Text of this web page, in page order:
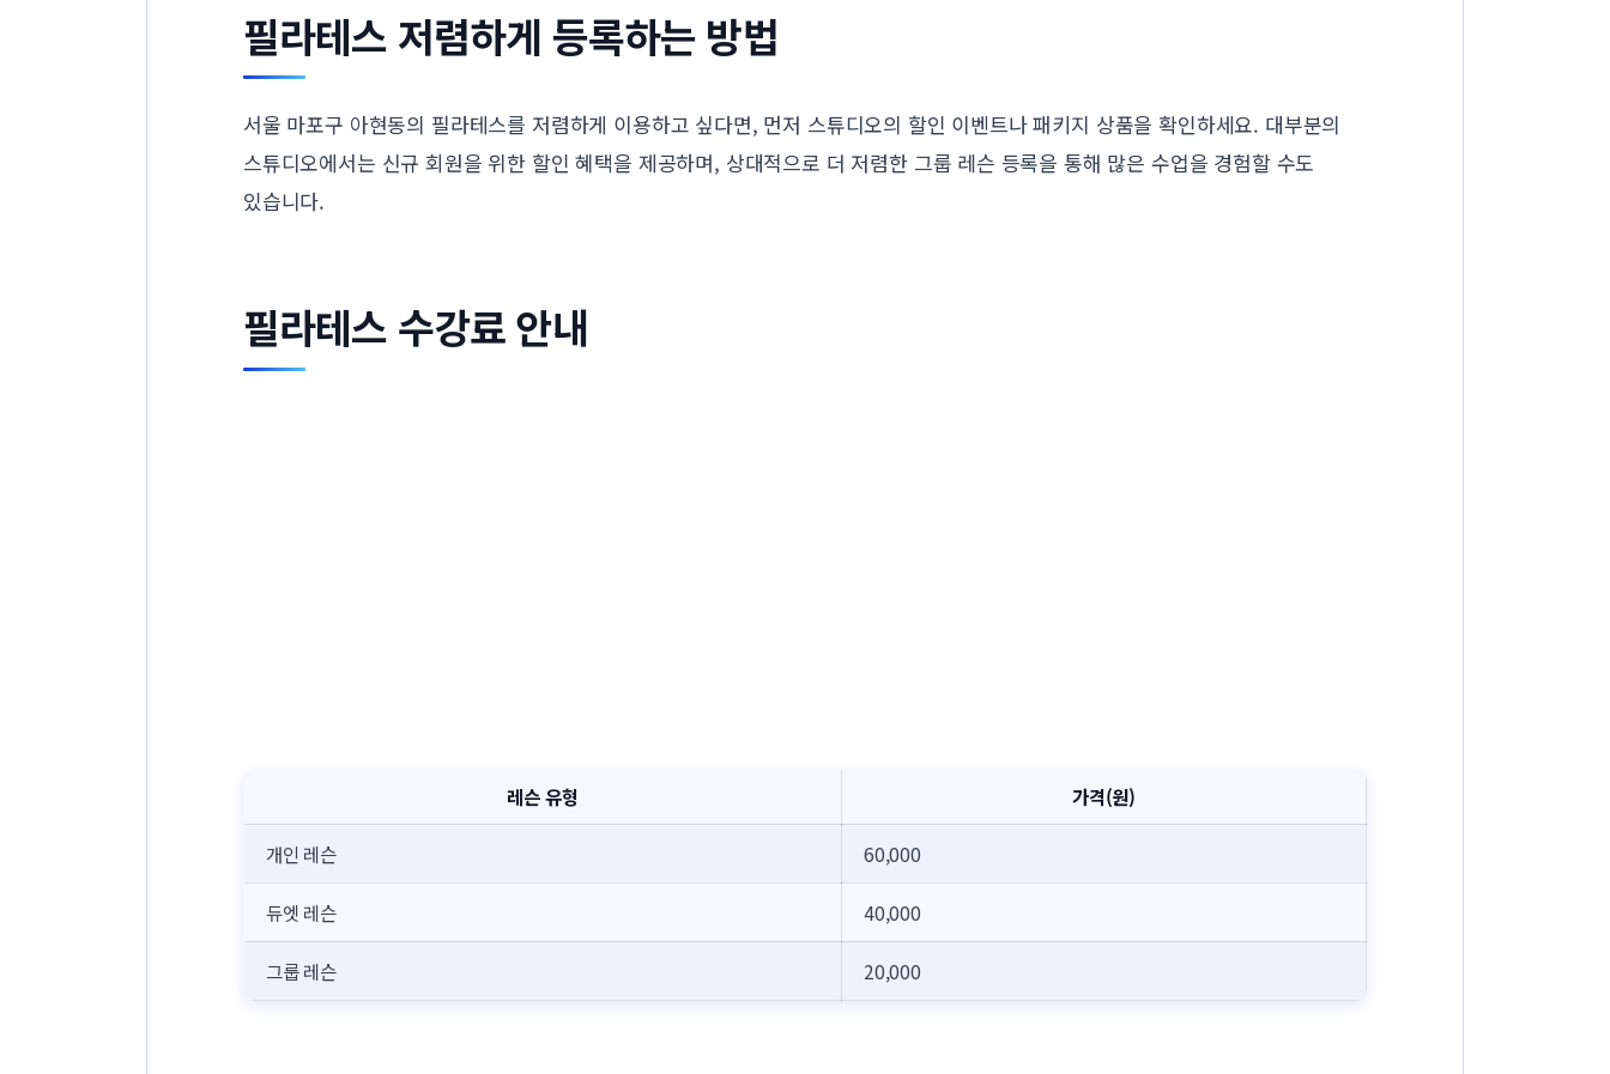
필라테스 저렴하게 등록하는 방법
서울 마포구 아현동의 필라테스를 저렴하게 이용하고 싶다면, 먼저 스튜디오의 할인 이벤트나 패키지 상품을 확인하세요. 대부분의
스튜디오에서는 신규 회원을 위한 할인 혜택을 제공하며, 상대적으로 더 저렴한 그룹 레슨 등록을 통해 많은 수업을 경험할 수도
있습니다.
필라테스 수강료 안내
레슨 유형 가격(원)
개인 레슨 60,000
듀엣 레슨 40,000
그룹 레슨 20,000